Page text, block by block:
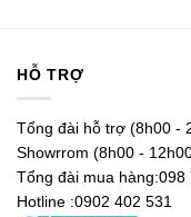
HỖ TRỢ
Tổng đài hỗ trợ (8h00 -
Showrrom (8h00 -
Tổng đài mua hàng:098
Hotline :0902 402 531